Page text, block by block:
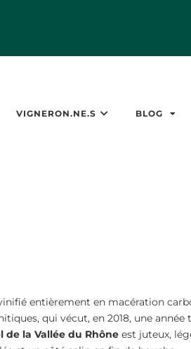
VIGNERON.NE.S BLOG
entièrement en macération
qui vécut, en 2018, une année
de la Vallée du Rhône est juteux,